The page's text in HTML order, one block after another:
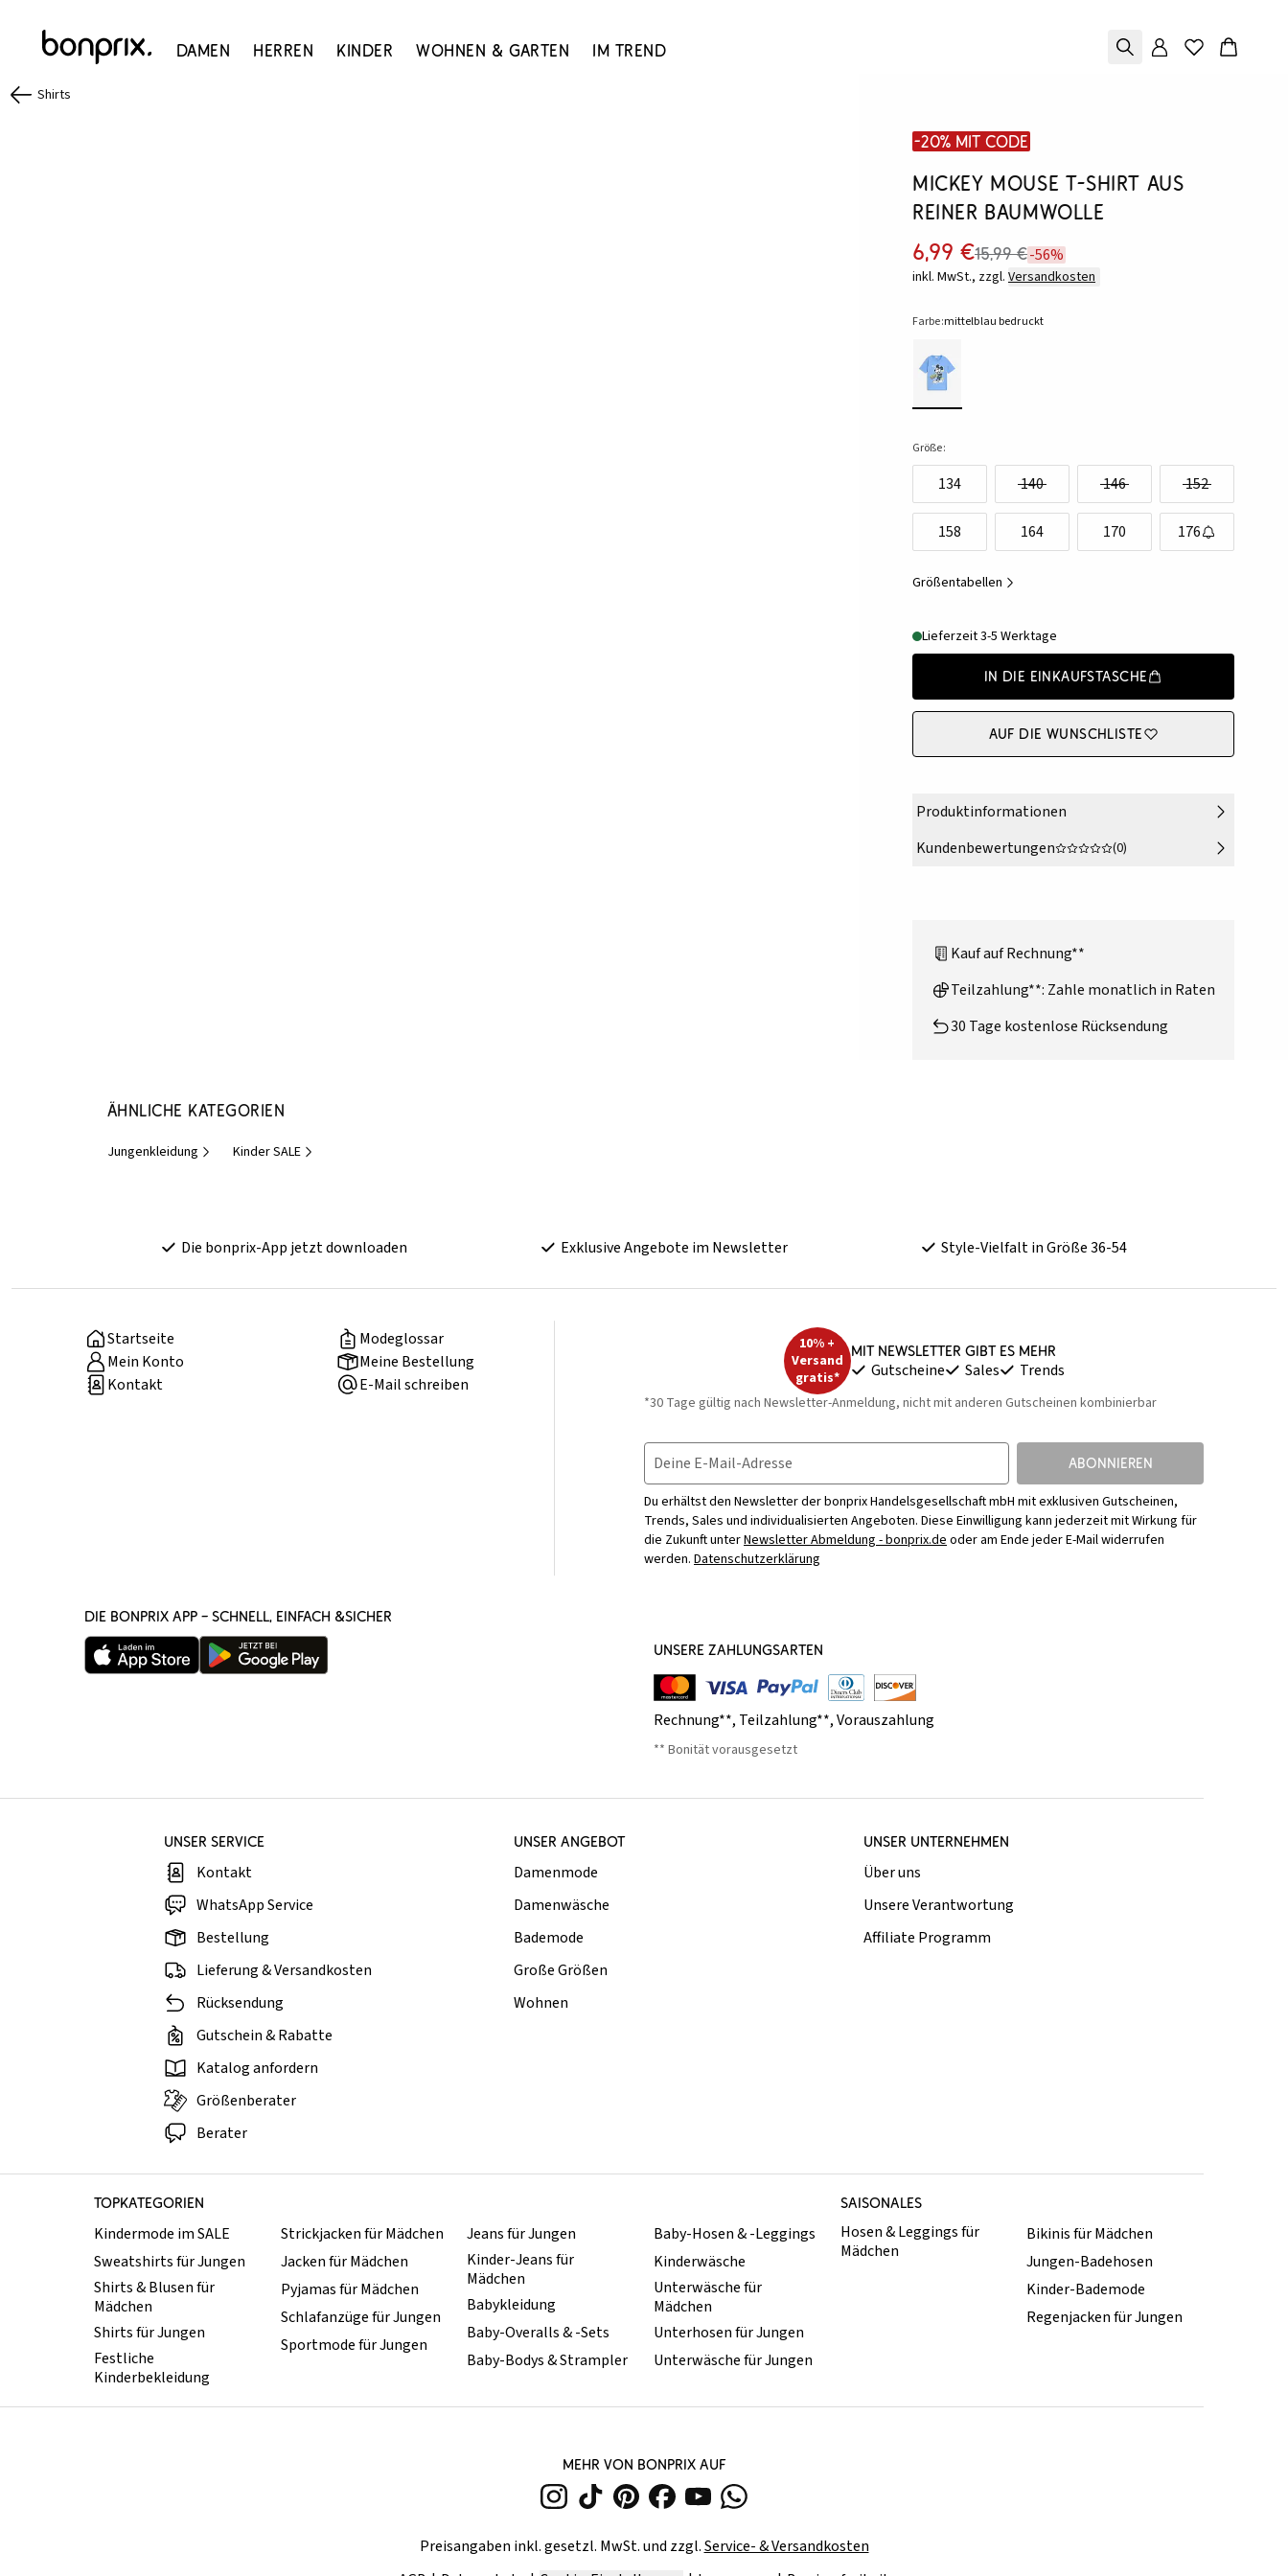
Damen Herren Kinder Wohnen & Garten Im Trend
Shirts
-20% mit Code
Mickey Mouse T-Shirt aus
reiner Baumwolle
6,99 €15,99 €-56%
inkl. MwSt., zzgl. Versandkosten
Farbe:mittelblau bedruckt
Größe:
134 140 146 152
158 164 170 176
Größentabellen
Lieferzeit 3-5 Werktage
In die Einkaufstasche
Auf die Wunschliste
Produktinformationen
Kundenbewertungen
(0)
Kauf auf Rechnung**
Teilzahlung**: Zahle monatlich in Raten
30 Tage kostenlose Rücksendung
Ähnliche Kategorien
Jungenkleidung Kinder SALE
Die bonprix-App jetzt downloaden Exklusive Angebote im Newsletter Style-Vielfalt in Größe 36-54
Startseite
Modeglossar
Mein Konto
Meine Bestellung
Kontakt
E-Mail schreiben
10% +
Versand
gratis*
Mit Newsletter gibt es mehr
Gutscheine Sales Trends
*30 Tage gültig nach Newsletter-Anmeldung, nicht mit anderen Gutscheinen kombinierbar
Deine E-Mail-Adresse ABONNIEREN
Du erhältst den Newsletter der bonprix Handelsgesellschaft mbH mit exklusiven Gutscheinen,
Trends, Sales und individualisierten Angeboten. Diese Einwilligung kann jederzeit mit Wirkung für
die Zukunft unterNewsletter Abmeldung - bonprix.deoder am Ende jeder E-Mail widerrufen
werden. Datenschutzerklärung
DIE BONPRIX APP – SCHNELL, EINFACH &SICHER
UNSERE ZAHLUNGSARTEN
Rechnung**, Teilzahlung**,Vorauszahlung
** Bonität vorausgesetzt
UNSER SERVICE
Kontakt
WhatsApp Service
Bestellung
Lieferung & Versandkosten
Rücksendung
Gutschein & Rabatte
Katalog anfordern
Größenberater
Berater
UNSER ANGEBOT
Damenmode
Damenwäsche
Bademode
Große Größen
Wohnen
UNSER UNTERNEHMEN
Über uns
Unsere Verantwortung
Affiliate Programm
TOPKATEGORIEN SAISONALES
Kindermode im SALE
Sweatshirts für Jungen
Shirts & Blusen für
Mädchen
Shirts für Jungen
Festliche
Kinderbekleidung
Strickjacken für Mädchen
Jacken für Mädchen
Pyjamas für Mädchen
Schlafanzüge für Jungen
Sportmode für Jungen
Jeans für Jungen
Kinder-Jeans für
Mädchen
Babykleidung
Baby-Overalls & -Sets
Baby-Bodys & Strampler
Baby-Hosen & -Leggings
Kinderwäsche
Unterwäsche für
Mädchen
Unterhosen für Jungen
Unterwäsche für Jungen
Hosen & Leggings für
Mädchen
Bikinis für Mädchen
Jungen-Badehosen
Kinder-Bademode
Regenjacken für Jungen
MEHR VON BONPRIX AUF
Preisangaben inkl. gesetzl. MwSt. und zzgl.Service- & Versandkosten